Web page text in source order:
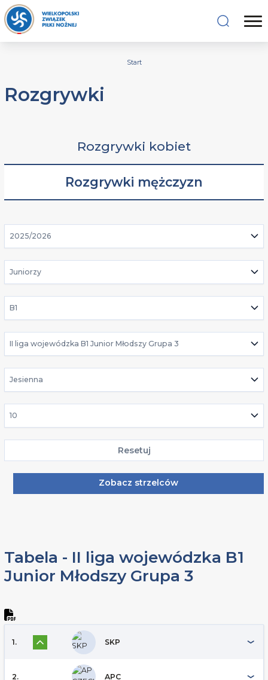
Start
Rozgrywki
Rozgrywki kobiet
Rozgrywki mężczyzn
2025/2026
Juniorzy
B1
II liga wojewódzka B1 Junior Młodszy Grupa 3
Jesienna
10
Resetuj
Zobacz strzelców
Tabela - II liga wojewódzka B1
Junior Młodszy Grupa 3
1. SKP
2. APC